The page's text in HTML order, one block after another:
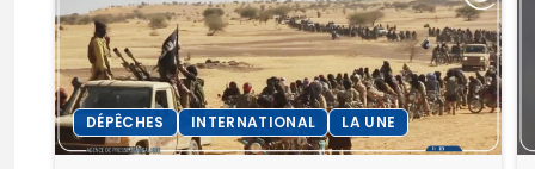
DÉPÊCHES INTERNATIONAL LA UNE